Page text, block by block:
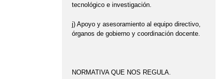
tecnológico e investigación.
j) Apoyo y asesoramiento al equipo directivo,
órganos de gobierno y coordinación docente.
NORMATIVA QUE NOS REGULA.